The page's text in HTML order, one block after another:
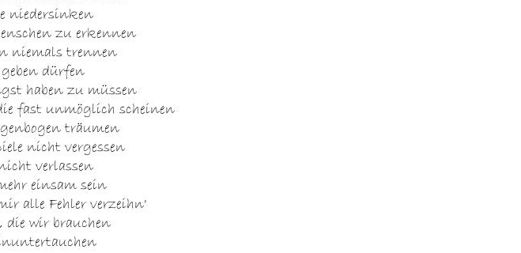
niedersinken
zu erkennen
niemals trennen
dürfen
haben zu müssen
fast unmöglich scheinen
träumen
nicht vergessen
verlassen
einsam sein
alle Fehler verzeihn'
wir brauchen